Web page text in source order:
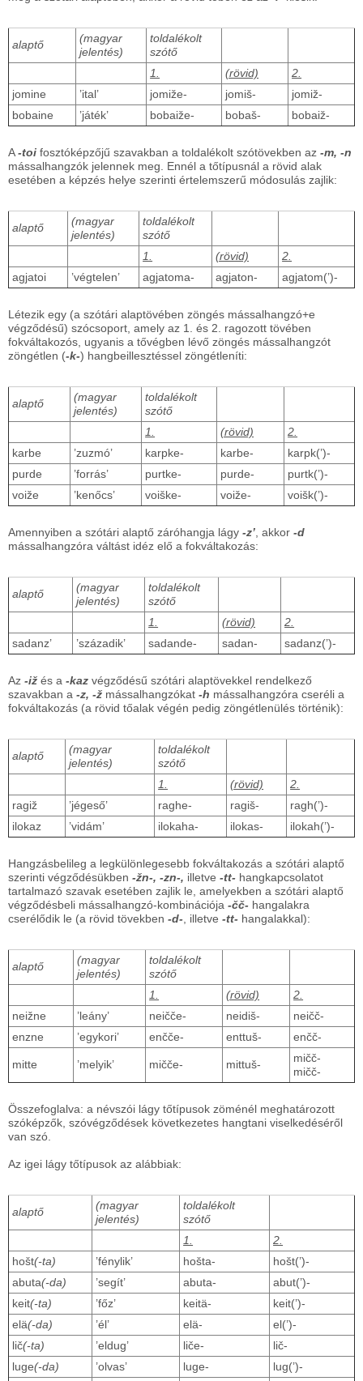
alaptő
(magyar
jelentés)
toldalékolt
szótő
1.
(rövid)
2.
jomine
’ital’ jomiže- jomiš-
jomiž-
bobaine
’játék’ bobaiže- bobaš- bobaiž-
A -toi fosztóképzőjű szavakban a toldalékolt szótövekben az -m, -n
mássalhangzók jelennek meg. Ennél a tőtípusnál a rövid alak
esetében a képzés helye szerinti értelemszerű módosulás zajlik:
alaptő
(magyar
jelentés)
toldalékolt
szótő
1.
(rövid)
2.
agjatoi
’végtelen’ agjatoma- agjaton- agjatom(’)-
Létezik egy (a szótári alaptövében zöngés mássalhangzó+e
végződésű) szócsoport, amely az 1. és 2. ragozott tövében
fokváltakozós, ugyanis a tővégben lévő zöngés mássalhangzót
zöngétlen (-k-) hangbeillesztéssel zöngétleníti:
alaptő
(magyar
jelentés)
toldalékolt
szótő
1.
(rövid)
2.
karbe
’zuzmó’ karpke- karbe-
karpk(’)-
purde
’forrás’ purtke- purde-
purtk(’)-
voiže
’kenőcs’ voiške- voiže- voišk(’)-
Amennyiben a szótári alaptő záróhangja lágy -z’ , akkor -d
mássalhangzóra váltást idéz elő a fokváltakozás:
alaptő
(magyar
jelentés)
toldalékolt
szótő
1.
(rövid)
2.
sadanz’
’századik’ sadande- sadan- sadanz(’)-
Az -iž és a -kaz végződésű szótári alaptövekkel rendelkező
szavakban a -z, -ž mássalhangzókat -h mássalhangzóra cseréli a
fokváltakozás (a rövid tőalak végén pedig zöngétlenülés történik):
alaptő
(magyar
jelentés)
toldalékolt
szótő
1.
(rövid)
2.
ragiž
’jégeső’ raghe- ragiš-
ragh(’)-
ilokaz
’vidám’ ilokaha- ilokas- ilokah(’)-
Hangzásbelileg a legkülönlegesebb fokváltakozás a szótári alaptő
szerinti végződésükben -žn-, -zn-, illetve -tt- hangkapcsolatot
tartalmazó szavak esetében zajlik le, amelyekben a szótári alaptő
végződésbeli mássalhangzó-kombinációja -čč- hangalakra
cserélődik le (a rövid tövekben -d- , illetve -tt- hangalakkal):
alaptő
(magyar
jelentés)
toldalékolt
szótő
1.
(rövid)
2.
neižne
’leány’ neičče- neidiš-
neičč-
enzne
’egykori’ enčče- enttuš- enčč-
mitte ’melyik’ mičče- mittuš-
mičč-
mičč-
Összefoglalva: a névszói lágy tőtípusok zöménél meghatározott
szóképzők, szóvégződések következetes hangtani viselkedéséről
van szó.
Az igei lágy tőtípusok az alábbiak:
alaptő
(magyar
jelentés)
toldalékolt
szótő
1.
2.
hošt(-ta) ’fénylik’ hošta-
hošt(’)-
abuta(-da) ’segít’ abuta-
abut(’)-
keit(-ta) ’főz’ keitä-
keit(’)-
elä(-da) ’él’ elä-
el(’)-
lič(-ta) ’eldug’ liče-
lič-
luge(-da) ’olvas’ luge-
lug(’)-